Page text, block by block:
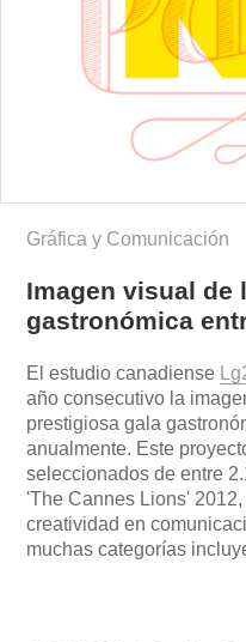
Gráfica y Comunicación
Imagen visual de
gastronómica
El estudio canadiense
año consecutivo la
prestigiosa gala
anualmente. Este
seleccionados de entre
'The Cannes Lions'
creatividad en
muchas categorías